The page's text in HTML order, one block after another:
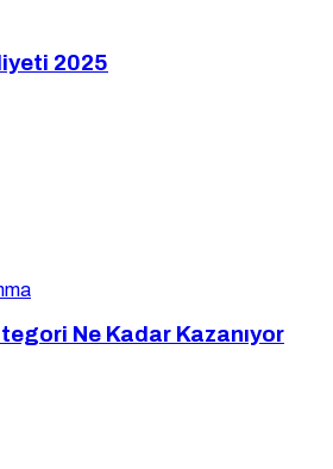
2025
Ne Kadar Kazanıyor